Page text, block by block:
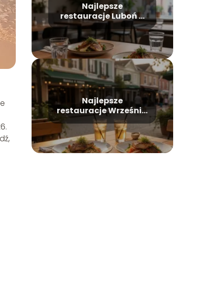
Najlepsze
restauracje Luboń –
gdzie zjeść na
mieście?
Najlepsze
restauracje Września
– gdzie dobrze zjeść?